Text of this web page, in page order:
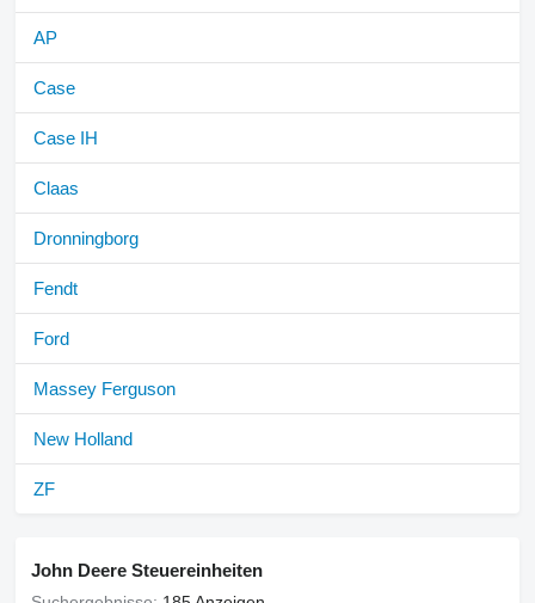
AP
Case
Case IH
Claas
Dronningborg
Fendt
Ford
Massey Ferguson
New Holland
ZF
John Deere Steuereinheiten